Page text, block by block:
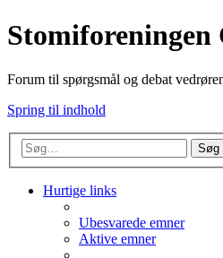
Stomiforeningen
Forum til spørgsmål og debat
Spring til indhold
Søg
Hurtige links
Ubesvarede emner
Aktive emner